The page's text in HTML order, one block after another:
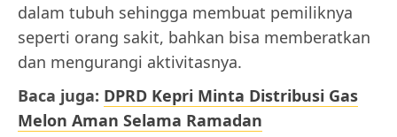
dalam tubuh sehingga membuat pemiliknya
seperti orang sakit, bahkan bisa memberatkan
dan mengurangi aktivitasnya.
Baca juga: DPRD Kepri Minta Distribusi Gas
Melon Aman Selama Ramadan